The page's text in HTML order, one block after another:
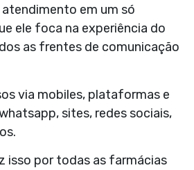
em um só
ele foca na experiência do
as frentes de comunicação
via mobiles, plataformas e
sites, redes sociais,
isso por todas as farmácias